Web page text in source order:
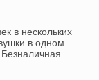
в нескольких
в одном